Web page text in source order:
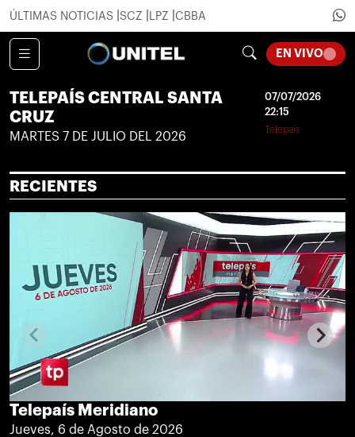
ÚLTIMAS NOTICIAS SCZ LPZ CBBA
EN VIVO
TELEPAÍS CENTRAL SANTA
CRUZ
MARTES 7 DE JULIO DEL 2026
07/07/2026
22:15
Telepaís
RECIENTES
Telepaís Meridiano
Jueves, 6 de Agosto de 2026